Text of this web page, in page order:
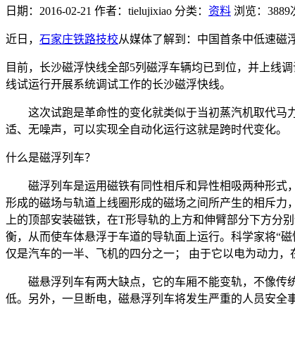
日期：2016-02-21 作者：tielujixiao 分类： 资料 浏览：3889
近日， 石家庄铁路技校从媒体了解到：中国首条中低速
目前，长沙磁浮快线全部5列磁浮车辆均已到位，并上线
线试运行开展系统调试工作的长沙磁浮快线。
这次试跑是革命性的变化就类似于当初蒸汽机取代马
适、无噪声，可以实现全自动化运行这就是跨时代变化。
什么是磁浮列车？
磁浮列车是运用磁铁有同性相斥和异性相吸两种形式
形成的磁场与轨道上线圈形成的磁场之间所产生的相斥
上的顶部安装磁铁，在T形导轨的上方和伸臂部分下方
衡，从而使车体悬浮于车道的导轨面上运行。科学家将“
仅是汽车的一半、飞机的四分之一； 由于它以电为动力，
磁悬浮列车有两大缺点，它的车厢不能变轨，不像传
低。另外，一旦断电，磁悬浮列车将发生严重的人员安全